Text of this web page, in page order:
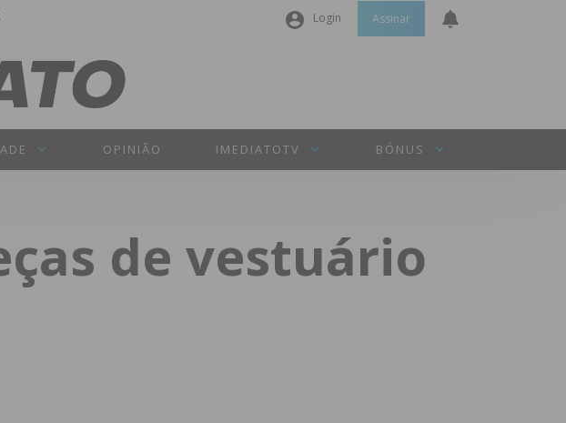
Login
Senha
INICIAR SESSÃO
Assinar
OPINIÃO IMEDIATOTV BÓNUS
de vestuário